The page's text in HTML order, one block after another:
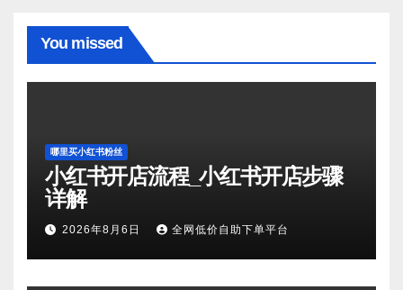
You missed
哪里买小红书粉丝
小红书开店流程_小红书开店步骤
详解
2026年8月6日 全网低价自助下单平台